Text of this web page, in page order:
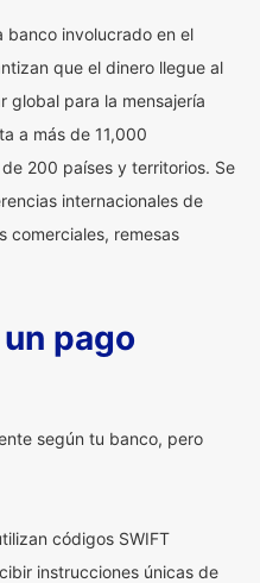
banco involucrado en el
que el dinero llegue al
global para la mensajería
a más de 11,000
200 países y territorios. Se
internacionales de
comerciales, remesas
pago
según tu banco, pero
códigos SWIFT
instrucciones únicas de